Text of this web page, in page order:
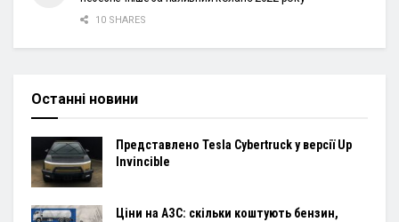
10 SHARES
Останні новини
Представлено Tesla Cybertruck у версії Up
Invincible
Ціни на АЗС: скільки коштують бензин,